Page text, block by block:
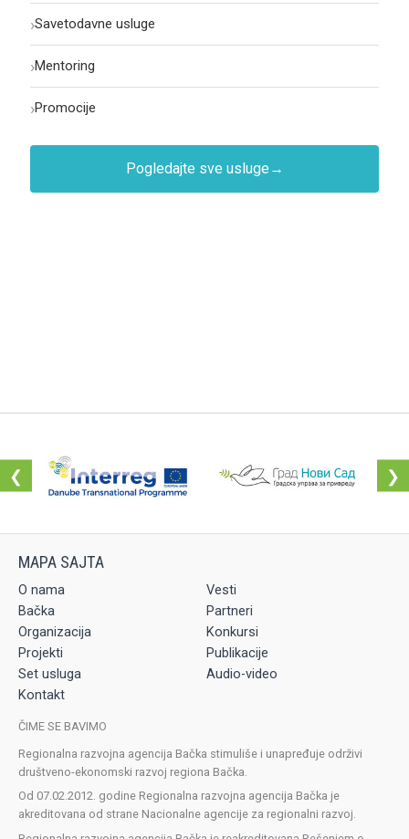
›Savetodavne usluge
›Mentoring
›Promocije
Pogledajte sve usluge →
❮ ❯
O nama
Vesti
Bačka
Partneri
Organizacija
Konkursi
Projekti
Publikacije
Set usluga
Audio-video
Kontakt
ČIME SE BAVIMO
Regionalna razvojna agencija Bačka stimuliše i unapređuje održivi
društveno-ekonomski razvoj regiona Bačka.
Od 07.02.2012. godine Regionalna razvojna agencija Bačka je
akreditovana od strane Nacionalne agencije za regionalni razvoj.